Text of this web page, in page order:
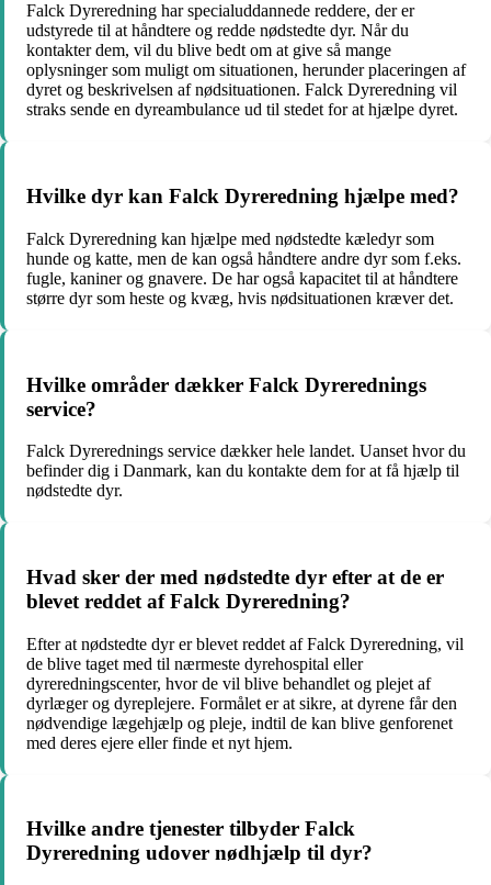
Falck Dyreredning har specialuddannede reddere, der er
udstyrede til at håndtere og redde nødstedte dyr. Når du
kontakter dem, vil du blive bedt om at give så mange
oplysninger som muligt om situationen, herunder placeringen af
dyret og beskrivelsen af nødsituationen. Falck Dyreredning vil
straks sende en dyreambulance ud til stedet for at hjælpe dyret.
Hvilke dyr kan Falck Dyreredning hjælpe med?
Falck Dyreredning kan hjælpe med nødstedte kæledyr som
hunde og katte, men de kan også håndtere andre dyr som f.eks.
fugle, kaniner og gnavere. De har også kapacitet til at håndtere
større dyr som heste og kvæg, hvis nødsituationen kræver det.
Hvilke områder dækker Falck Dyrerednings
service?
Falck Dyrerednings service dækker hele landet. Uanset hvor du
befinder dig i Danmark, kan du kontakte dem for at få hjælp til
nødstedte dyr.
Hvad sker der med nødstedte dyr efter at de er
blevet reddet af Falck Dyreredning?
Efter at nødstedte dyr er blevet reddet af Falck Dyreredning, vil
de blive taget med til nærmeste dyrehospital eller
dyreredningscenter, hvor de vil blive behandlet og plejet af
dyrlæger og dyreplejere. Formålet er at sikre, at dyrene får den
nødvendige lægehjælp og pleje, indtil de kan blive genforenet
med deres ejere eller finde et nyt hjem.
Hvilke andre tjenester tilbyder Falck
Dyreredning udover nødhjælp til dyr?